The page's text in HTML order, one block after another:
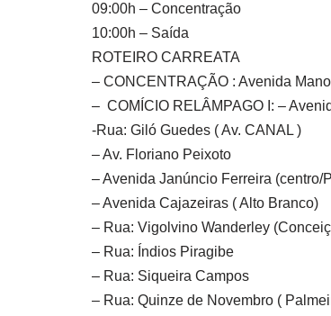
09:00h – Concentração
10:00h – Saída
ROTEIRO CARREATA
– CONCENTRAÇÃO : Avenida
– COMÍCIO RELÂMPAGO I: –
-Rua: Giló Guedes ( Av. CANAL )
– Av. Floriano Peixoto
– Avenida Janúncio Ferreira (centro/
– Avenida Cajazeiras ( Alto Branco)
– Rua: Vigolvino Wanderley
– Rua: Índios Piragibe
– Rua: Siqueira Campos
– Rua: Quinze de Novembro (